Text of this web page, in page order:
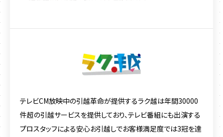
テレビCM放映中の引越革命が提供するラク越は年間30000
件超の引越サービスを提供しており、テレビ番組にも出演する
プロスタッフによる安心お引越しでお客様満足度では3冠を達